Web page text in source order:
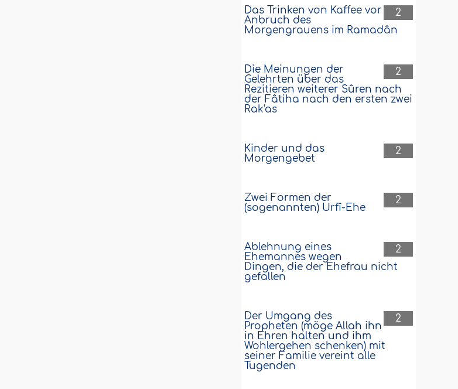
2
Das Trinken von Kaffee vor
Anbruch des
Morgengrauens im Ramadân
2
Die Meinungen der
Gelehrten über das
Rezitieren weiterer Sûren nach
der Fâtiha nach den ersten zwei
Rak'as
2
Kinder und das
Morgengebet
2
Zwei Formen der
(sogenannten) Urfî-Ehe
2
Ablehnung eines
Ehemannes wegen
Dingen, die der Ehefrau nicht
gefallen
2
Der Umgang des
Propheten (möge Allah ihn
in Ehren halten und ihm
Wohlergehen schenken) mit
seiner Familie vereint alle
Tugenden